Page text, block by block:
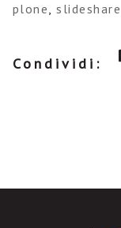
plone,slideshare
Condividi: